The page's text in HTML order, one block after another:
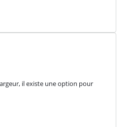
il existe une option pour